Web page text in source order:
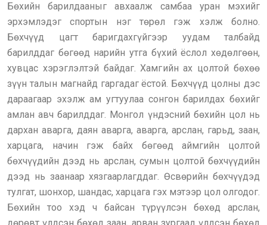
Бөхийн барилдааныг авхаалж самбаа уран мэхийг
эрхэмлэдэг спортын нэг төрөл гэж хэлж болно.
Бөхчүүд цагт баригдахгүйгээр уудам талбайд
барилддаг бөгөөд нарийн утга бүхий ёслол хөдөлгөөн,
хувцас хэрэглэлтэй байдаг. Хамгийн ах цолтой бөхөө
зүүн талын магнайд гаргадаг ёстой. Бөхчүүд цолны дэс
дараагаар эхэлж ам угтуулаа сонгон барилдах бөхийг
амлан авч барилддаг. Монгол үндэсний бөхийн цол нь
дархан аварга, даян аварга, аварга, арслан, гарьд, заан,
харцага, начин гэж байх бөгөөд аймгийн цолтой
бөхчүүдийн дээд нь арслан, сумын цолтой бөхчүүдийн
дээд нь заанаар хязгаарлагддаг. Өсвөрийн бөхчүүдэд
тулгат, шонхор, шандас, харцага гэх мэтээр цол олгодог.
Бөхийн тоо хэд ч байсан түрүүлсэн бөхөд арслан,